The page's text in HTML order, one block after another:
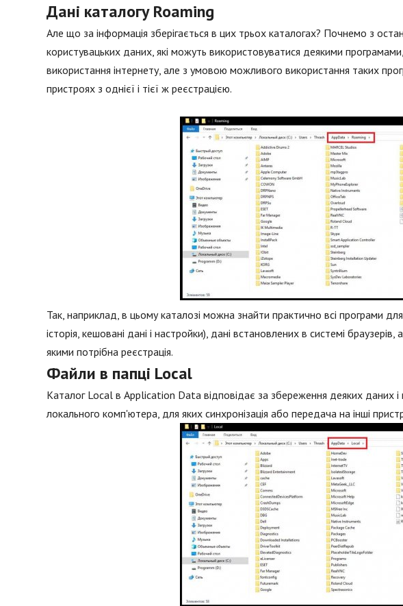
Дані каталогу Roaming
Але що за інформація зберігається в цих трьох каталогах? Почнемо з
користувацьких даних, які можуть використовуватися деякими
використання інтернету, але з умовою можливого використання таких
пристроях з однієї і тієї ж реєстрацією.
Так, наприклад, в цьому каталозі можна знайти практично всі програми для
історія, кешовані дані і настройки), дані встановлених в системі
якими потрібна реєстрація.
Файли в папці Local
Каталог Local в Application Data відповідає за збереження деяких даних
локального комп'ютера, для яких синхронізація або передача на інші